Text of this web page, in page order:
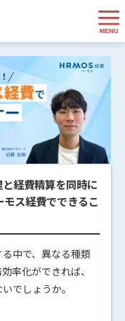
経費精算を同時に
ス経費でできるこ
中で、異なる種類
率化ができれば、
でしょうか。